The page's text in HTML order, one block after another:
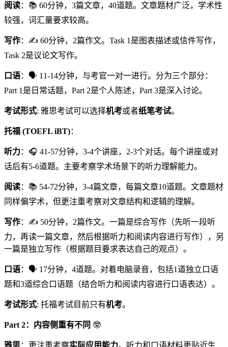
阅读：📚 60分钟，3篇文章，40道题。文章题材广泛，学术性
较强，词汇量要求较高。
写作：✍️ 60分钟，2篇作文。Task 1是图表描述或信件写作，
Task 2是议论文写作。
口语：🗣️ 11-14分钟，与考官一对一进行。分为三个部分：
Part 1是日常话题，Part 2是个人陈述，Part 3是深入讨论。
考试形式: 雅思考试可以选择机考或者纸笔考试。
托福 (TOEFL iBT)：
听力：🎧 41-57分钟，3-4个讲座，2-3个对话。每个讲座或对
话后有5-6道题。主要考察学术场景下的听力理解能力。
阅读：📚 54-72分钟，3-4篇文章，每篇文章10道题。文章题材
同样偏学术，但更注重考察对文章结构和逻辑的理解。
写作：✍️ 50分钟，2篇作文。一篇是综合写作（先听一段听
力，再读一篇文章，然后根据听力和阅读内容进行写作），另
一篇是独立写作（根据题目要求表达自己的观点）。
口语：🗣️ 17分钟，4道题。对着电脑录音，包括1道独立口语
题和3道综合口语题（结合听力和阅读内容进行口语表达）。
考试形式: 托福考试目前只有机考。
Part 2：内容侧重有不同 🤓
雅思 ：更注重考察实际应用能力。听力和口语材料更贴近生